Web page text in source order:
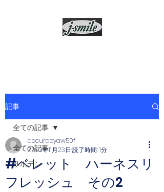
記事
全ての記事
サボテン
全ての記事
#ベレット ハーネスリ
フレッシュ その2
accuracyaw50f
2023年11月23日 読了時間: 1分